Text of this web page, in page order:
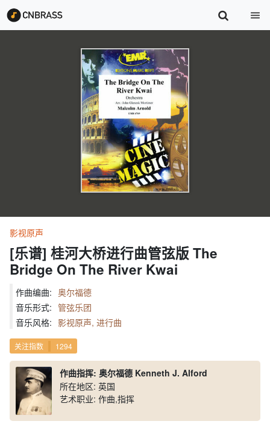
影视原声
[乐谱] 桂河大桥进行曲管弦版 The
Bridge On The River Kwai
作曲编曲: 奥尔福德
音乐形式: 管弦乐团
音乐风格: 影视原声, 进行曲
关注指数 1294
作曲指挥: 奥尔福德 Kenneth J. Alford
所在地区: 英国
艺术职业: 作曲,指挥